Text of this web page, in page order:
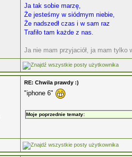
Ja tak sobie marzę,
Że jesteśmy w siódmym niebie,
Że nadszedł czas i w sam raz
Trafiło tam każde z nas.
Ja nie mam przyjaciół, ja mam tylko
RE: Chwila prawdy :)
"iphone 6"
Moje poprzednie tematy: